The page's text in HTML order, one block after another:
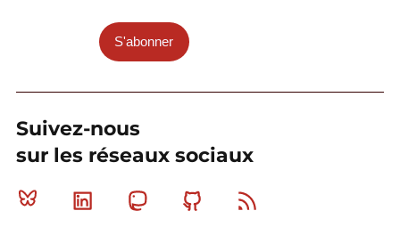
S'abonner
Suivez-nous
sur les réseaux sociaux
Bluesky Linkedin MastodonGithub